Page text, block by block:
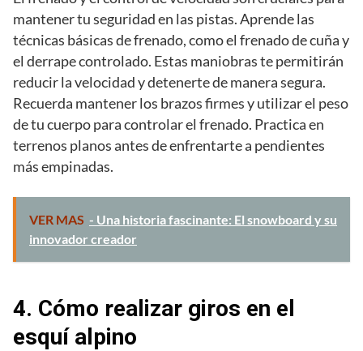
mantener tu seguridad en las pistas. Aprende las
técnicas básicas de frenado, como el frenado de cuña y
el derrape controlado. Estas maniobras te permitirán
reducir la velocidad y detenerte de manera segura.
Recuerda mantener los brazos firmes y utilizar el peso
de tu cuerpo para controlar el frenado. Practica en
terrenos planos antes de enfrentarte a pendientes
más empinadas.
VER MAS - Una historia fascinante: El snowboard y su
innovador creador
4. Cómo realizar giros en el
esquí alpino